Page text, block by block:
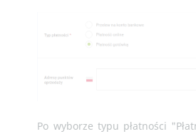
Po wyborze typu płatności